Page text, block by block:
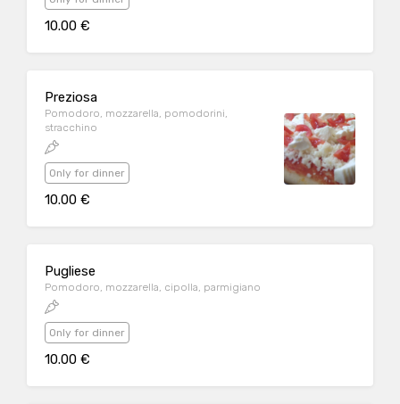
10.00 €
Preziosa
Pomodoro, mozzarella, pomodorini,
stracchino
Only for dinner
10.00 €
Pugliese
Pomodoro, mozzarella, cipolla, parmigiano
Only for dinner
10.00 €